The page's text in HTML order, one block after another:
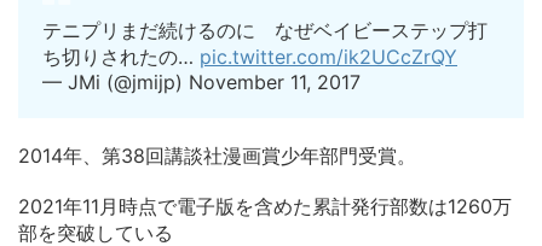
テニプリまだ続けるのに なぜベイビーステップ打
ち切りされたの… pic.twitter.com/ik2UCcZrQY
— JMi (@jmijp) November 11, 2017
2014年、第38回講談社漫画賞少年部門受賞。
2021年11月時点で電子版を含めた累計発行部数は1260万
部を突破している